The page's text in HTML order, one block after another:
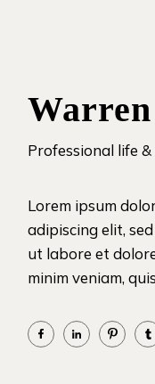
Warren
Professional life
Lorem ipsum
adipiscing elit,
ut labore et
minim veniam,